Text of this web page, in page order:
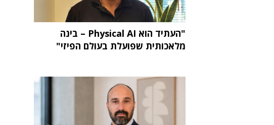
"העתיד הוא Physical AI – בינה
מלאכותית שפועלת בעולם הפיזי"